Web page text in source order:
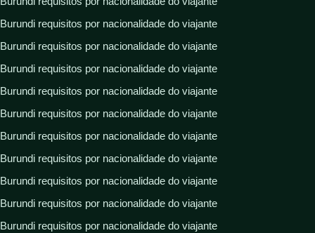
Burundi requisitos por nacionalidade do viajante
Burundi requisitos por nacionalidade do viajante
Burundi requisitos por nacionalidade do viajante
Burundi requisitos por nacionalidade do viajante
Burundi requisitos por nacionalidade do viajante
Burundi requisitos por nacionalidade do viajante
Burundi requisitos por nacionalidade do viajante
Burundi requisitos por nacionalidade do viajante
Burundi requisitos por nacionalidade do viajante
Burundi requisitos por nacionalidade do viajante